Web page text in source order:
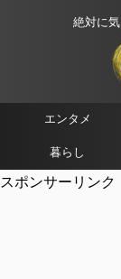
絶対に
エンタメ
暮らし
スポンサーリンク